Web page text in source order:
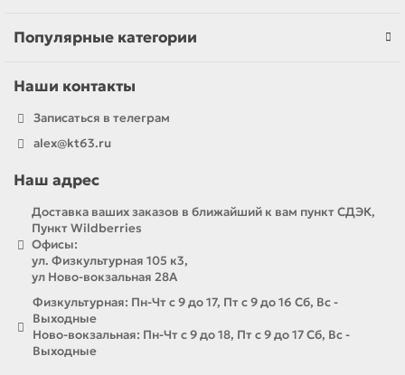
Популярные категории
Наши контакты
Записаться в телеграм
alex@kt63.ru
Наш адрес
Доставка ваших заказов в ближайший к вам пункт СДЭК,
Пункт Wildberries
Офисы:
ул. Физкультурная 105 к3,
ул Ново-вокзальная 28А
Физкультурная: Пн-Чт с 9 до 17, Пт с 9 до 16 Сб, Вс -
Выходные
Ново-вокзальная: Пн-Чт с 9 до 18, Пт с 9 до 17 Сб, Вс -
Выходные